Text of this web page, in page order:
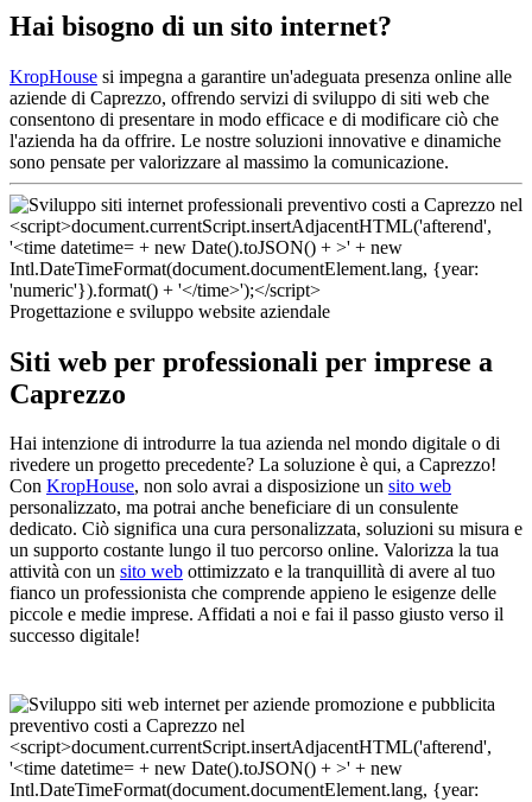
Hai bisogno di un sito internet?
KropHouse si impegna a garantire un'adeguata presenza online alle
aziende di Caprezzo, offrendo servizi di sviluppo di siti web che
consentono di presentare in modo efficace e di modificare ciò che
l'azienda ha da offrire. Le nostre soluzioni innovative e dinamiche
sono pensate per valorizzare al massimo la comunicazione.
Progettazione e sviluppo website aziendale
Siti web per professionali per imprese a
Caprezzo
Hai intenzione di introdurre la tua azienda nel mondo digitale o di
rivedere un progetto precedente? La soluzione è qui, a Caprezzo!
Con KropHouse, non solo avrai a disposizione un sito web
personalizzato, ma potrai anche beneficiare di un consulente
dedicato. Ciò significa una cura personalizzata, soluzioni su misura e
un supporto costante lungo il tuo percorso online. Valorizza la tua
attività con un sito web ottimizzato e la tranquillità di avere al tuo
fianco un professionista che comprende appieno le esigenze delle
piccole e medie imprese. Affidati a noi e fai il passo giusto verso il
successo digitale!